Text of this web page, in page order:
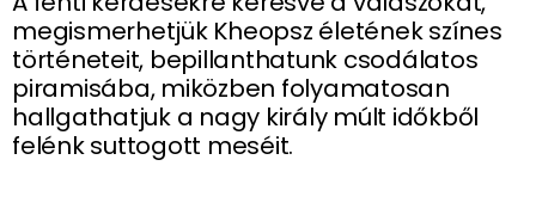
megismerhetjük Kheopsz életének színes
történeteit, bepillanthatunk csodálatos
piramisába, miközben folyamatosan
hallgathatjuk a nagy király múlt időkből
felénk suttogott meséit.